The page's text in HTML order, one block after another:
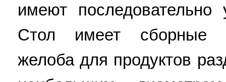
имеют
Стол имеет сборные
желоба для продуктов